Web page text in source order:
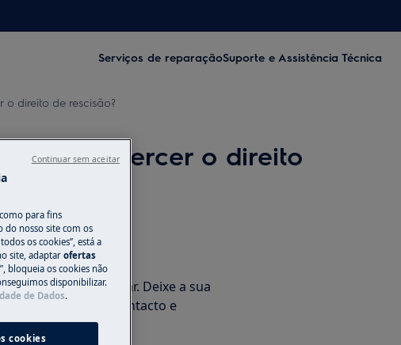
Serviços de reparaçãoSuporte e Assistência Técnica
direito de rescisão?
posso exercer o direito
o prazer em ajudar. Deixe a sua
os seus dados de contacto e
brevemente.
para fins
do nosso site com os
os cookies”, está a
site, adaptarofertas
bloqueia os cookies não
disponibilizar.
de Dados.
cookies
Continuar sem aceitar